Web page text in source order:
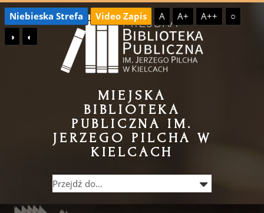
Przejdź
do
treści
Przejdź
do
menu
Niebieska Strefa Video Zapis A A+ A++
○
◑
◐
MIEJSKA
BIBLIOTEKA
PUBLICZNA IM.
JERZEGO PILCHA W
KIELCACH